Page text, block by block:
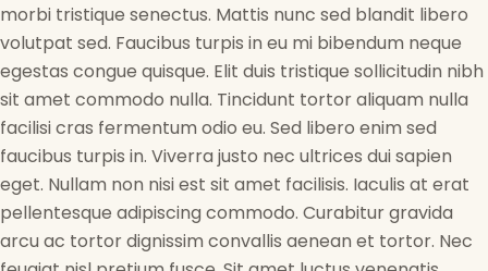
morbi tristique senectus. Mattis nunc sed blandit libero
volutpat sed. Faucibus turpis in eu mi bibendum neque
egestas congue quisque. Elit duis tristique sollicitudin nibh
sit amet commodo nulla. Tincidunt tortor aliquam nulla
facilisi cras fermentum odio eu. Sed libero enim sed
faucibus turpis in. Viverra justo nec ultrices dui sapien
eget. Nullam non nisi est sit amet facilisis. Iaculis at erat
pellentesque adipiscing commodo. Curabitur gravida
arcu ac tortor dignissim convallis aenean et tortor. Nec